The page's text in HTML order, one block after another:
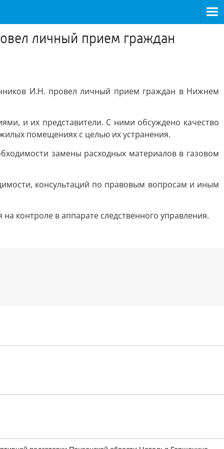
личный прием граждан
И.Н. провел личный прием граждан в Нижнем
и их представители. С ними обсуждено качество
помещениях с целью их устранения.
замены расходных материалов в газовом
консультаций по правовым вопросам и иным
контроле в аппарате следственного управления.